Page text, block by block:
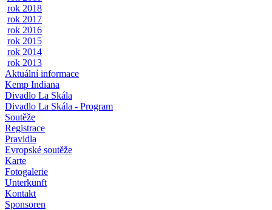
rok 2018
rok 2017
rok 2016
rok 2015
rok 2014
rok 2013
Aktuální informace
Kemp Indiana
Divadlo La Skála
Divadlo La Skála - Program
Soutěže
Registrace
Pravidla
Evropské soutěže
Karte
Fotogalerie
Unterkunft
Kontakt
Sponsoren